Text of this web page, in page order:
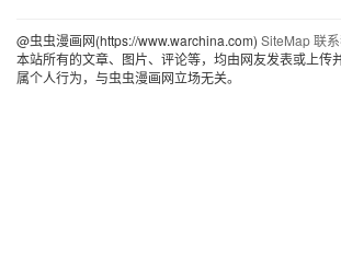
@虫虫漫画网(https://www.warchina.com) SiteMap联
本站所有的文章、图片、评论等，均由网友发表或上传
属个人行为，与虫虫漫画网立场无关。